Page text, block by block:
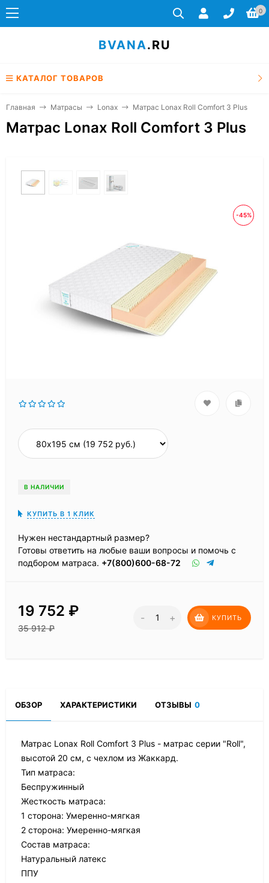
0
BVANA.RU
КАТАЛОГ ТОВАРОВ
Главная Матрасы Lonax Матрас Lonax Roll Comfort 3 Plus
Матрас Lonax Roll Comfort 3 Plus
-45%
В НАЛИЧИИ
КУПИТЬ В 1 КЛИК
Нужен нестандартный размер?
Готовы ответить на любые ваши вопросы и помочь с
подбором матраса. +7(800)600-68-72
19 752 ₽
35 912₽
- + КУПИТЬ
ОБЗОР ХАРАКТЕРИСТИКИ ОТЗЫВЫ 0
Матрас Lonax Roll Comfort 3 Plus - матрас серии "Roll",
высотой 20 см, с чехлом из Жаккард.
Тип матраса:
Беспружинный
Жесткость матраса:
1 сторона: Умеренно-мягкая
2 сторона: Умеренно-мягкая
Состав матраса:
Натуральный латекс
ППУ